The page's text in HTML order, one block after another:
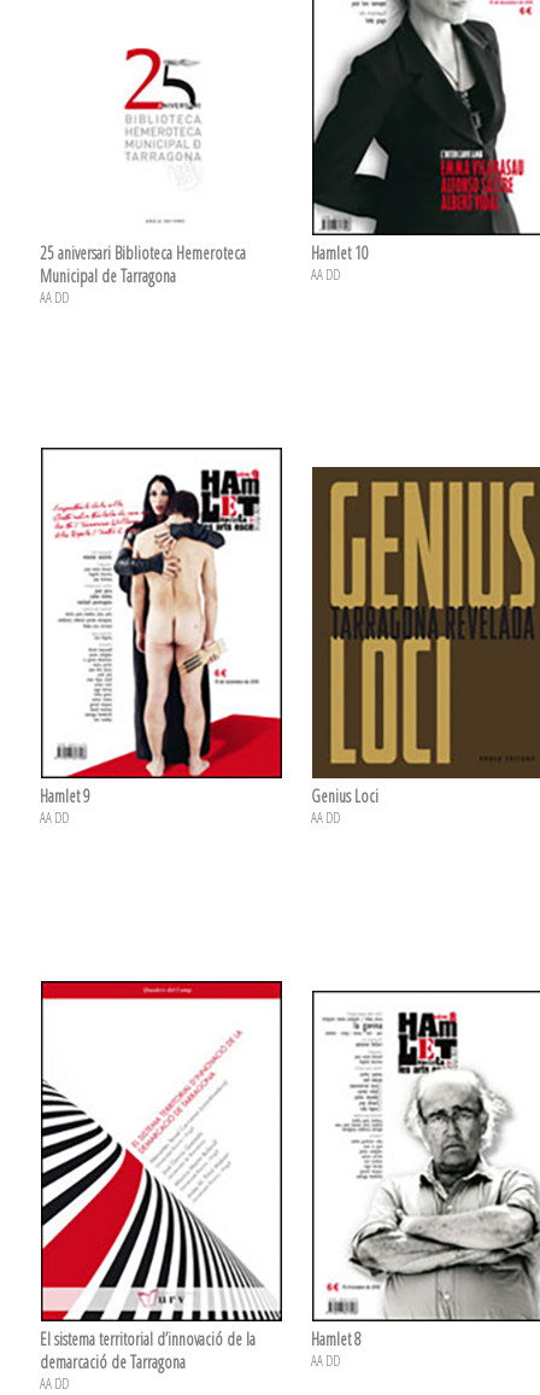
25 aniversari Biblioteca Hemeroteca
Municipal de Tarragona
AA DD
Hamlet 10
AA DD
Hamlet 9
AA DD
Genius Loci
AA DD
El sistema territorial d’innovació de la
demarcació de Tarragona
AA DD
Hamlet 8
AA DD